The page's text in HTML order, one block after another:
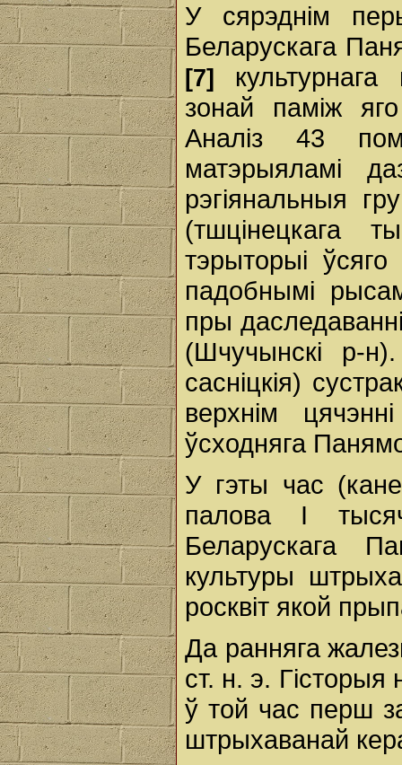
У сярэднім
Беларускага
[7]
культурнага
зонай паміж яго
Аналіз 43
матэрыяламі
рэгіянальныя
(тшцінецкага
тэрыторыі
падобнымі
пры
(Шчучынскі р-
сасніцкія)
верхнім
ўсходняга
У гэты час
палова І
Беларускага
культуры
росквіт якой
Да ранняга
ст. н. э.
ў той час перш
штрыхаванай